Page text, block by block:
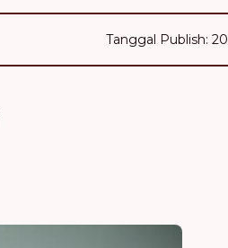
Tanggal Publish: